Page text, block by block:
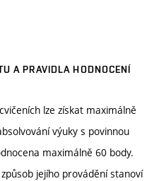
A PRAVIDLA HODNOCENÍ
lze získat maximálně
výuky s povinnou
maximálně 60 body.
jejího provádění stanoví